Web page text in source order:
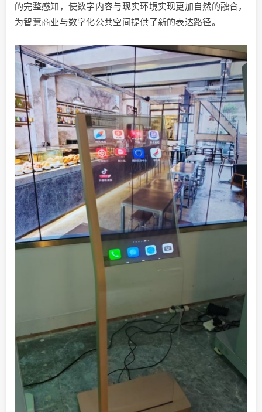
的完整感知，使数字内容与现实环境实现更加自然的融合，
为智慧商业与数字化公共空间提供了新的表达路径。